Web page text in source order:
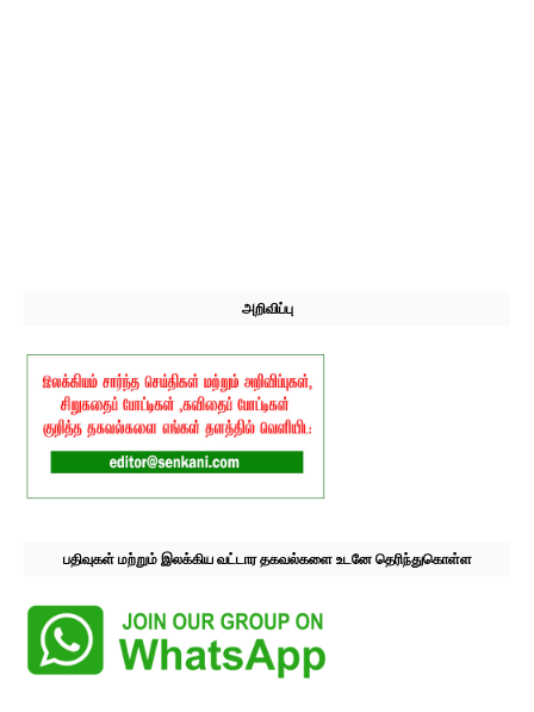
அறிவிப்பு
பதிவுகள் மற்றும் இலக்கிய வட்டார தகவல்களை உடனே தெரிந்துகொள்ள